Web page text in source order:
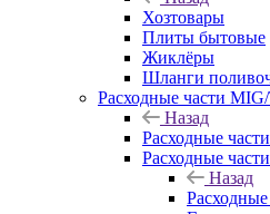
Хозтовары
Плиты бытовые
Жиклёры
Шланги
Расходные части
Назад
Расходные
Расходные
Назад